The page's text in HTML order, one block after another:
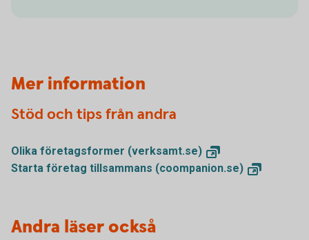
Mer information
Stöd och tips från andra
Olika företagsformer (verksamt.se)
Starta företag tillsammans (coompanion.se)
Andra läser också